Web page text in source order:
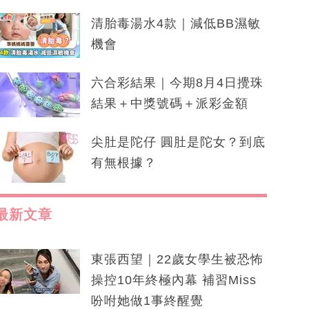
清胎毒湯水4款｜減低BB濕敏
機會
六合彩結果｜今期8月4日攪珠
結果＋中獎號碼＋派彩金額
尖肚是陀仔 圓肚是陀女？到底
有無根據？
新文章
東張西望｜22歲女學生被恐怖
操控10年終極內幕 補習Miss
吩咐她做1事終醒覺